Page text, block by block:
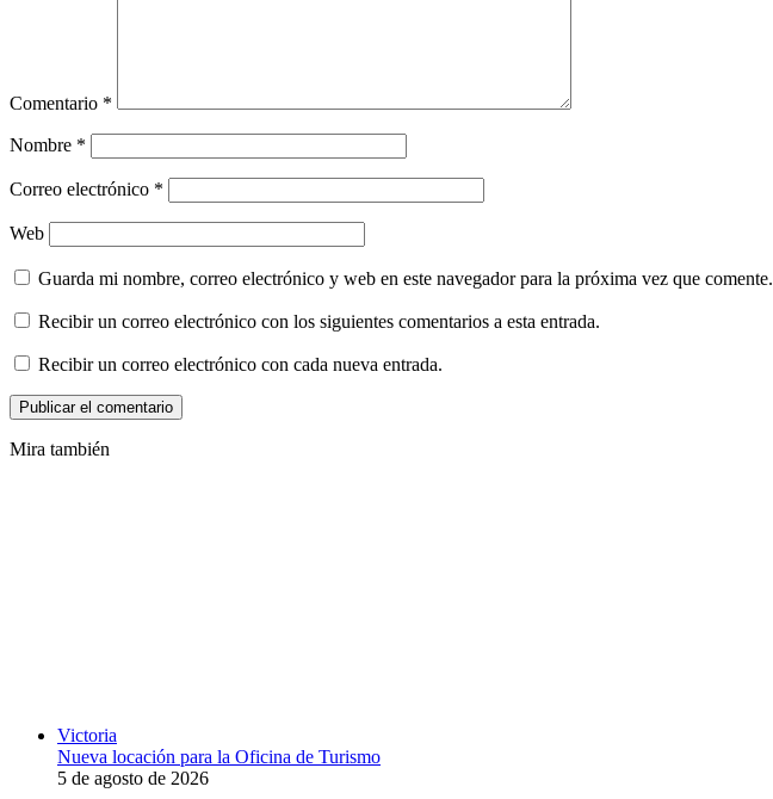
Comentario *
Nombre *
Correo electrónico *
Web
Guarda mi nombre, correo electrónico y web en este navegador para la próxima vez que comente.
Recibir un correo electrónico con los siguientes comentarios a esta entrada.
Recibir un correo electrónico con cada nueva entrada.
Mira también
Victoria
Nueva locación para la Oficina de Turismo
5 de agosto de 2026